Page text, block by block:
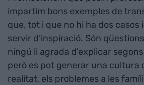
impartim bons exemples de
que, tot i que no hi ha dos casos
servir d’inspiració. Són
ningú li agrada d'explicar
però es pot generar una cultura
realitat, els problemes a les